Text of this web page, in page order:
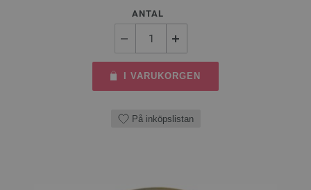
ANTAL
I VARUKORGEN
På inköpslistan